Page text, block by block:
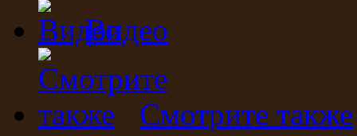
Видео
Смотрите также